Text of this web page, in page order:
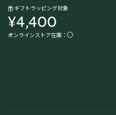
ギフトラッピング対象
¥4,400
オンラインストア在庫：